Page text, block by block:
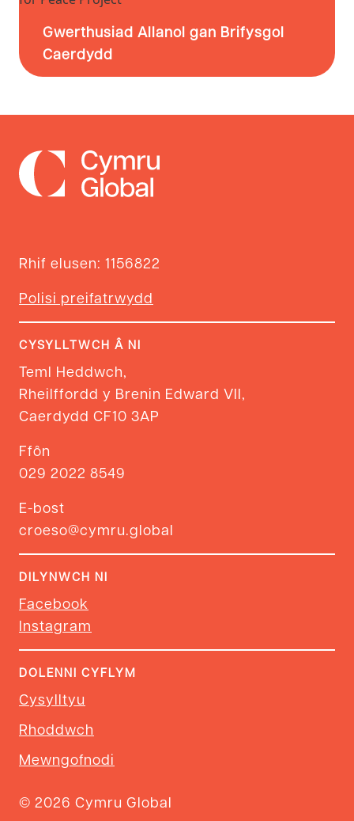
Gwerthusiad Allanol gan Brifysgol
Caerdydd
Rhif elusen: 1156822
Polisi preifatrwydd
CYSYLLTWCH Â NI
Teml Heddwch,
Rheilffordd y Brenin Edward VII,
Caerdydd CF10 3AP
Ffôn
029 2022 8549
E-bost
croeso@cymru.global
DILYNWCH NI
Facebook
Instagram
DOLENNI CYFLYM
Cysylltyu
Rhoddwch
Mewngofnodi
© 2026 Cymru Global